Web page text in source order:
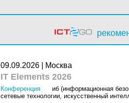
09.09.2026 | Москва
IT Elements 2026
Конференция
иб (информационная
сетевые технологии, искусственный